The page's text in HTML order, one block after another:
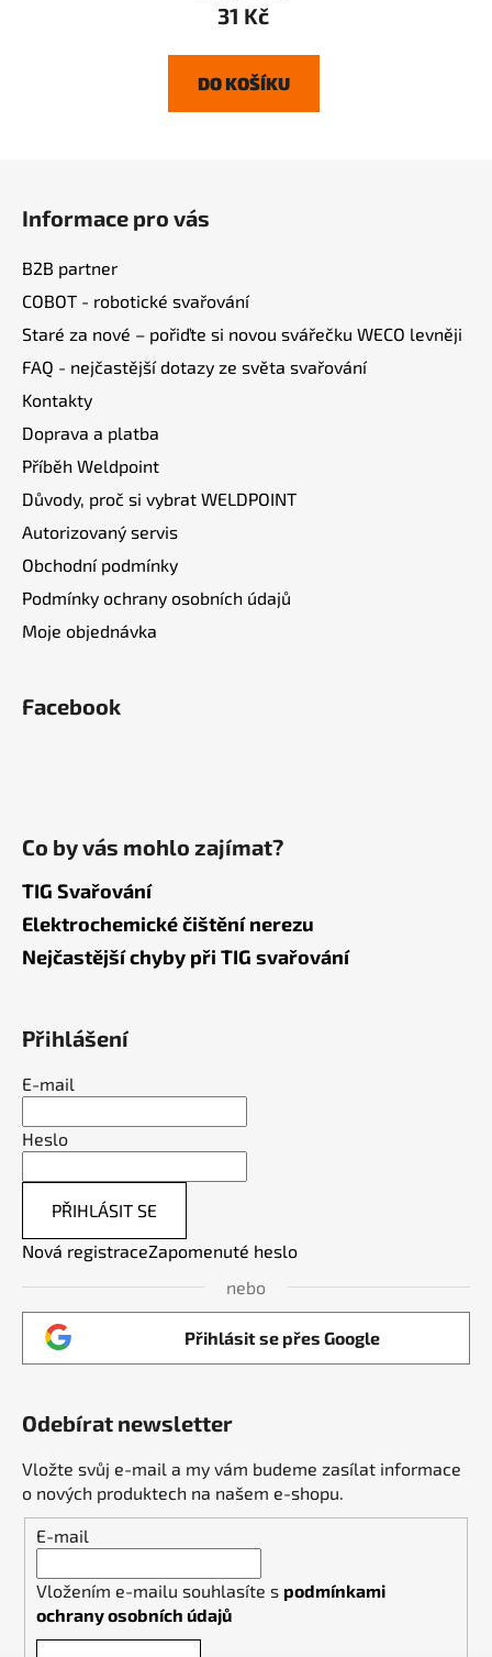
31 Kč
DO KOŠÍKU
Informace pro vás
B2B partner
COBOT - robotické svařování
Staré za nové – pořiďte si novou svářečku WECO levněji
FAQ - nejčastější dotazy ze světa svařování
Kontakty
Doprava a platba
Příběh Weldpoint
Důvody, proč si vybrat WELDPOINT
Autorizovaný servis
Obchodní podmínky
Podmínky ochrany osobních údajů
Moje objednávka
Facebook
Co by vás mohlo zajímat?
TIG Svařování
Elektrochemické čištění nerezu
Nejčastější chyby při TIG svařování
Přihlášení
E-mail
Heslo
PŘIHLÁSIT SE
Nová registraceZapomenuté heslo
nebo
Přihlásit se přes Google
Odebírat newsletter
Vložte svůj e-mail a my vám budeme zasílat informace
o nových produktech na našem e-shopu.
E-mail
Vložením e-mailu souhlasíte s podmínkami
ochrany osobních údajů